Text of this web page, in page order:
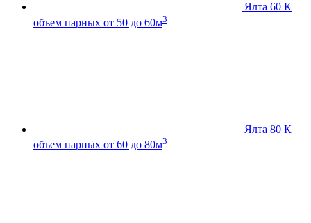
Ялта 60 К
объем парных от 50 до 60м3
Ялта 80 К
объем парных от 60 до 80м3